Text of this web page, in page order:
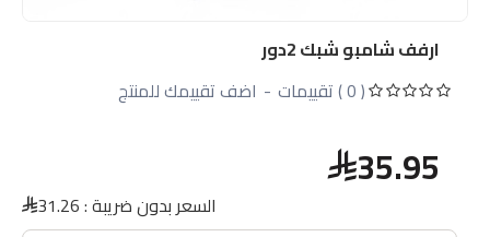
ارفف شامبو شبك 2دور
( 0 ) تقييمات
- اضف تقييمك للمنتج
35.95
السعر بدون ضريبة :31.26